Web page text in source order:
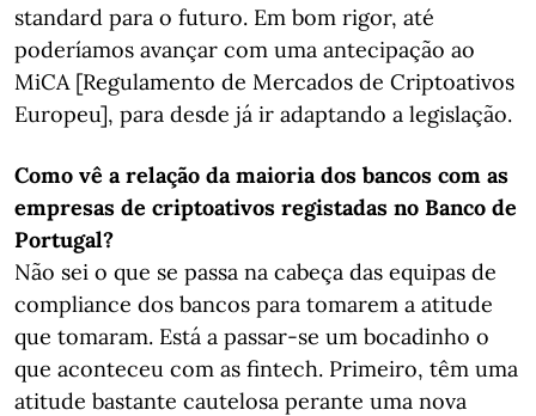
standard para o futuro. Em bom rigor, até
poderíamos avançar com uma antecipação ao
MiCA [Regulamento de Mercados de Criptoativos
Europeu], para desde já ir adaptando a legislação.
Como vê a relação da maioria dos bancos com as
empresas de criptoativos registadas no Banco de
Portugal?
Não sei o que se passa na cabeça das equipas de
compliance dos bancos para tomarem a atitude
que tomaram. Está a passar-se um bocadinho o
que aconteceu com as fintech. Primeiro, têm uma
atitude bastante cautelosa perante uma nova